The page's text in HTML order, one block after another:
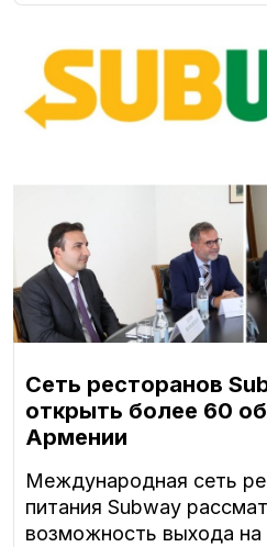
Сеть ресторанов
открыть более 60
Армении
Международная сеть
питания Subway
возможность выхода